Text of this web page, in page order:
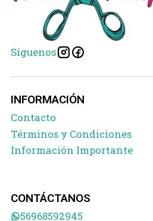
Síguenos
INFORMACIÓN
Contacto
Términos y Condiciones
Información Importante
CONTÁCTANOS
56968592945